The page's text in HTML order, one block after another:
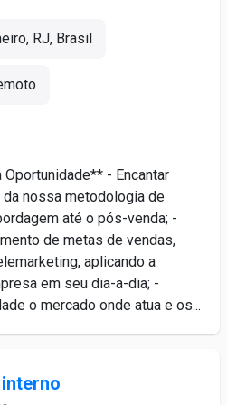
RJ, Brasil
- Encantar
nossa metodologia de
até o pós-venda; -
de metas de vendas,
aplicando a
em seu dia-a-dia; -
o mercado onde atua e os...